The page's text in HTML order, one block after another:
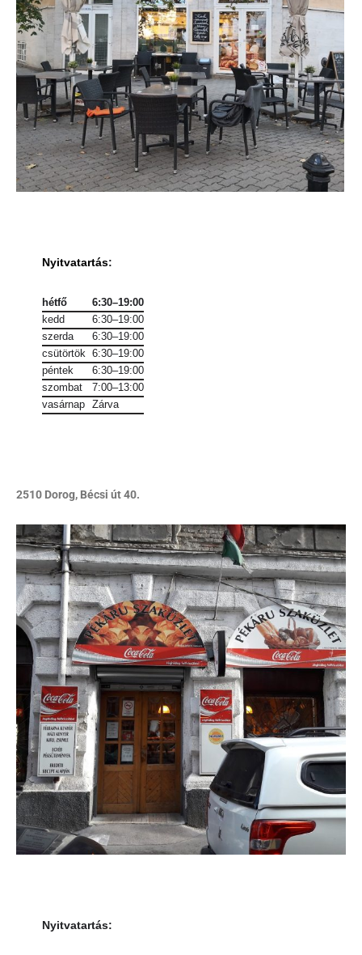
Nyitvatartás:
hétfő
6:30–19:00
kedd
6:30–19:00
szerda
6:30–19:00
csütörtök
6:30–19:00
péntek
6:30–19:00
szombat
7:00–13:00
vasárnap
Zárva
2510 Dorog, Bécsi út 40.
Nyitvatartás: